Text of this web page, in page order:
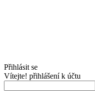
Přihlásit se
Vítejte! přihlášení k účtu